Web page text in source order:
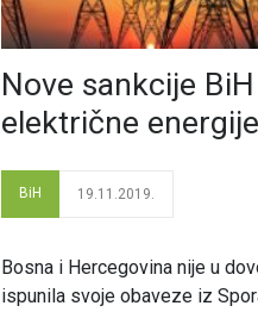
Nove sankcije
električne energije
BiH 19.11.2019.
Bosna i Hercegovina nije u
ispunila svoje obaveze iz